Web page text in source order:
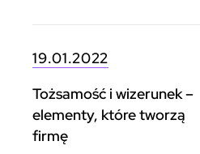
19.01.2022
Tożsamość i wizerunek –
elementy, które tworzą
firmę